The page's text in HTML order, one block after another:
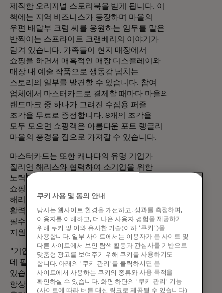
제작한 오리지널 스토리북을 받게 됩니다. 이
책에는 지역 비즈니스가 등장하며 마을의
우편 배달부 크럼 씨를 응원하는 임무를 맡은
반짝이는 스프라이트 크랜베리의 이야기가
담겨 있습니다. 가족들이 현지 매장에서
쇼핑을 하면서 매혹적인 매장 디스플레이와
매장 내 예술 작품으로 생동감 넘치는
스토리의 일부를 발견할 수 있습니다. 참여
업체에서 마스터카드로 결제할 때마다 마을의
랜드마크 중 하나가 그려진 수집용 퍼즐
조각을 무료로 증정합니다. 8개의 조각을
모두 모으면 쇼핑객은 아름다운 포트 랭글리
마을의 풍경을 집으로 가져갈 수 있습니다.
마스터카드는 또한 캐나다의 유명 기업가
질리언 해리스와 협력하여 소기업을 위한
노력을 기념하고 사람들이 현지에서
쇼핑하도록 장려하고 있습니다. 마스터카드와
해리스는 캐나다 전역의 지역사회의 정체성과
활력을 형성하는 데 있어 중소기업의
필수적인 역할을 인식하고 중소기업을
지원한다는 공통의 목표를 가지고 있습니다.
"기업가로서 성공적인 비즈니스를 구축하는
데 필요한 헌신, 사랑, 노력을 잘 알고
있습니다." "라고 해리스는 말합니다. "저는
항상 지역 쇼핑의 힘을 믿어왔으며, 이번
쿠키 사용 및 동의 안내
당사는 웹사이트 환경을 개선하고, 성과를 측정하며,
이용자를 이해하고, 더 나은 사용자 경험을 제공하기
위해 쿠키 및 이와 유사한 기술(이하 '쿠키')을
사용합니다. 일부 사이트에서는 이용자가 본 사이트 및
다른 사이트에서 보인 탐색 활동과 관심사를 기반으로
맞춤형 광고를 보여주기 위해 쿠키를 사용하기도
합니다. 아래의 '쿠키 관리'를 클릭하시면 본
사이트에서 사용하는 쿠키의 종류와 사용 목적을
확인하실 수 있습니다. 화면 하단의 '쿠키 관리' 기능
(사이트에 따라 버튼 대신 링크로 제공될 수 있습니다)